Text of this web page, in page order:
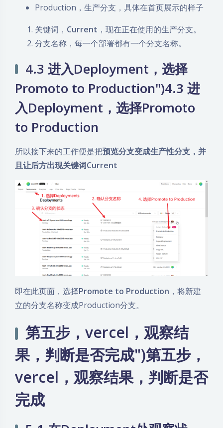
Production，生产分支，具体在首页展示的样子
关键词， Current ，现在正在使用的生产分支。
分支名称，每一个部署都有一个分支名称。
4.3 进入Deployment，选择
Promoto to Production")4.3 进
入Deployment，选择Promoto
to Production
所以接下来的工作便是把预览分支变成生产性分支，并
且让后方出现关键词Current
即在此页面，选择Promote to Production ，将新建
立的分支名称变成Production分支。
第五步，vercel，观察结
果，判断是否完成")第五步，
vercel，观察结果，判断是否
完成